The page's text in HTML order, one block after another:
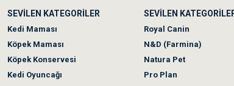
SEVİLEN KATEGORİLER
Kedi Maması
Köpek Maması
Köpek Konservesi
Kedi Oyuncağı
SEVİLEN
Royal Canin
N&D (Farmina)
Natura Pet
Pro Plan